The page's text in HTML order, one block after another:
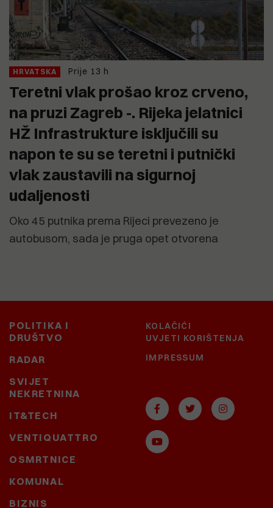
HRVATSKA Prije 13 h
Teretni vlak prošao kroz crveno,
na pruzi Zagreb -. Rijeka jelatnici
HŽ Infrastrukture isključili su
napon te su se teretni i putnički
vlak zaustavili na sigurnoj
udaljenosti
Oko 45 putnika prema Rijeci prevezeno je
autobusom, sada je pruga opet otvorena
POLITIKA I
DRUŠTVO
RADAR
SVIJET
NEKRETNINA
IT&TECH
VENTIQUATTRO
OSMRTNICE
KOMUNAL
BIZNIS
KOLAČIĆI
UVJETI KORIŠTENJA
IMPRESSUM